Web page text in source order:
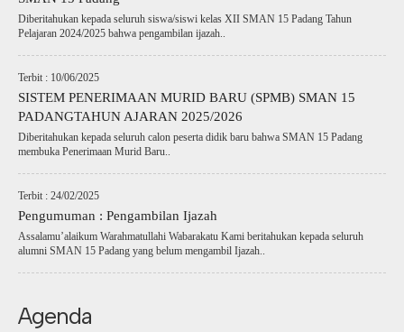
Diberitahukan kepada seluruh siswa/siswi kelas XII SMAN 15 Padang Tahun
Pelajaran 2024/2025 bahwa pengambilan ijazah..
Terbit : 10/06/2025
SISTEM PENERIMAAN MURID BARU (SPMB) SMAN 15
PADANGTAHUN AJARAN 2025/2026
Diberitahukan kepada seluruh calon peserta didik baru bahwa SMAN 15 Padang
membuka Penerimaan Murid Baru..
Terbit : 24/02/2025
Pengumuman : Pengambilan Ijazah
Assalamu’alaikum Warahmatullahi Wabarakatu Kami beritahukan kepada seluruh
alumni SMAN 15 Padang yang belum mengambil Ijazah..
Agenda